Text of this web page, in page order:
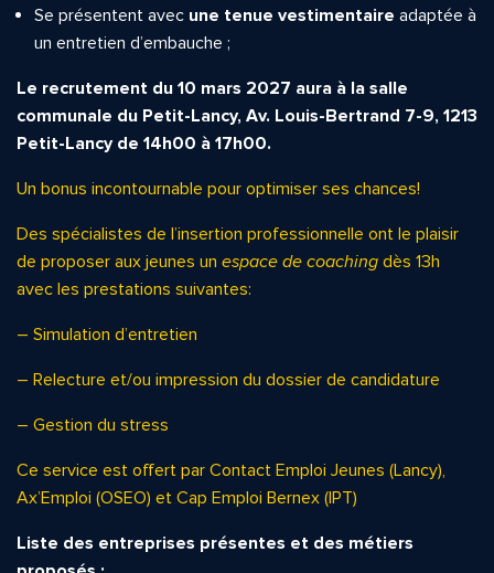
Se présentent avec une tenue vestimentaire adaptée à
un entretien d’embauche ;
Le recrutement du 10 mars 2027 aura à la salle
communale du Petit-Lancy, Av. Louis-Bertrand 7-9, 1213
Petit-Lancy de 14h00 à 17h00.
Un bonus incontournable pour optimiser ses chances!
Des spécialistes de l’insertion professionnelle ont le plaisir
de proposer aux jeunes un espace de coaching dès 13h
avec les prestations suivantes:
– Simulation d’entretien
– Relecture et/ou impression du dossier de candidature
– Gestion du stress
Ce service est offert par Contact Emploi Jeunes (Lancy),
Ax’Emploi (OSEO) et Cap Emploi Bernex (IPT)
Liste des entreprises présentes et des métiers